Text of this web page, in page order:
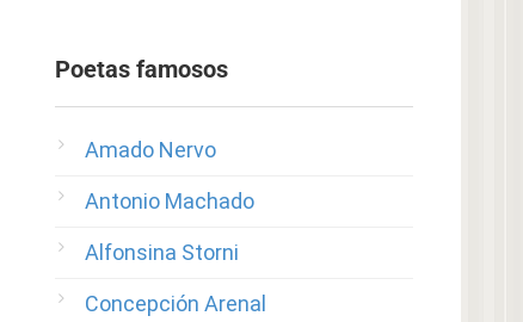
Poetas famosos
Amado Nervo
Antonio Machado
Alfonsina Storni
Concepción Arenal